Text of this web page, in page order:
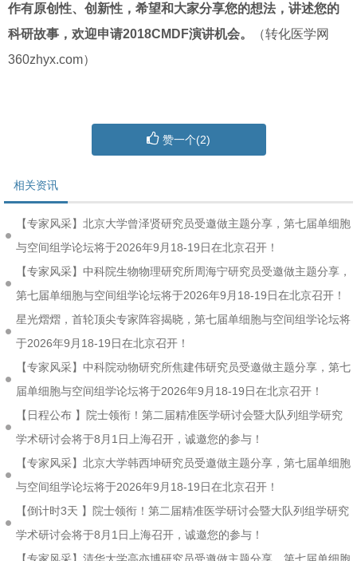
作有原创性、创新性，希望和大家分享您的想法，讲述您的
科研故事，欢迎申请2018CMDF演讲机会。
（转化医学网
360zhyx.com）
赞一个(2)
相关资讯
【专家风采】北京大学曾泽贤研究员受邀做主题分享，第七届单细胞
与空间组学论坛将于2026年9月18-19日在北京召开！
【专家风采】中科院生物物理研究所周海宁研究员受邀做主题分享，
第七届单细胞与空间组学论坛将于2026年9月18-19日在北京召开！
星光熠熠，首轮顶尖专家阵容揭晓，第七届单细胞与空间组学论坛将
于2026年9月18-19日在北京召开！
【专家风采】中科院动物研究所焦建伟研究员受邀做主题分享，第七
届单细胞与空间组学论坛将于2026年9月18-19日在北京召开！
【日程公布 】院士领衔！第二届精准医学研讨会暨大队列组学研究
学术研讨会将于8月1日上海召开，诚邀您的参与！
【专家风采】北京大学韩西坤研究员受邀做主题分享，第七届单细胞
与空间组学论坛将于2026年9月18-19日在北京召开！
【倒计时3天 】院士领衔！第二届精准医学研讨会暨大队列组学研究
学术研讨会将于8月1日上海召开，诚邀您的参与！